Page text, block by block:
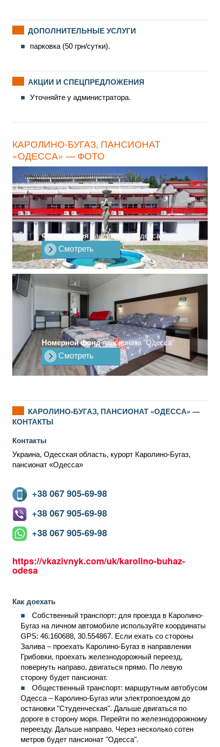
ДОПОЛНИТЕЛЬНЫЕ УСЛУГИ
парковка (50 грн/сутки).
АКЦИИ И СПЕЦПРЕДЛОЖЕНИЯ
Уточняйте у администратора.
КАРОЛИНО-БУГАЗ, ПАНСИОНАТ
«ОДЕССА» — ФОТО
Фотогалереяпансионата "Одесса"
Смотреть
Номерной фондпансионата "Одесса"
Смотреть
КАРОЛИНО-БУГАЗ, ПАНСИОНАТ «ОДЕССА» —
КОНТАКТЫ
Контакты
Украина, Одесская область, курорт Каролино-Бугаз,
пансионат «Одесса»
+38 067 905-69-98
+38 067 905-69-98
+38 067 905-69-98
https://vkazivnyk.com/uk/karolino-buhaz-
odesa
Как доехать
Собственный транспорт: для проезда в Каролино-
Бугаз на личном автомобиле используйте координаты
GPS: 46.160688, 30.554867. Если ехать со стороны
Залива – проехать Каролино-Бугаз в направлении
Грибовки, проехать железнодорожный переезд,
повернуть направо, двигаться прямо. По левую
сторону будет пансионат.
Общественный транспорт: маршрутным автобусом
Одесса – Каролино-Бугаз или электропоездом до
остановки "Студенческая". Дальше двигаться по
дороге в сторону моря. Перейти по железнодорожному
переезду. Дальше направо. Через несколько сотен
метров будет пансионат "Одесса".